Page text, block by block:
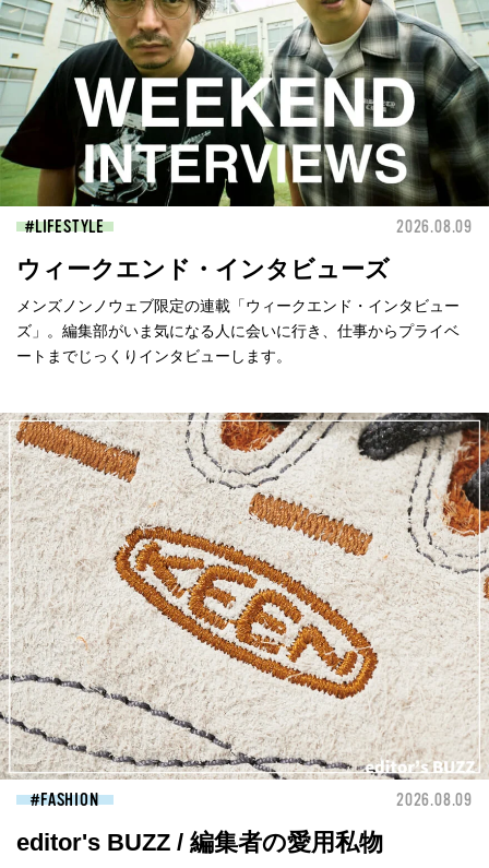
LIFESTYLE 2026.08.09
ウィークエンド・インタビューズ
メンズノンノウェブ限定の連載「ウィークエンド・インタビュー
ズ」。編集部がいま気になる人に会いに行き、仕事からプライベ
ートまでじっくりインタビューします。
FASHION 2026.08.09
editor's BUZZ / 編集者の愛用私物